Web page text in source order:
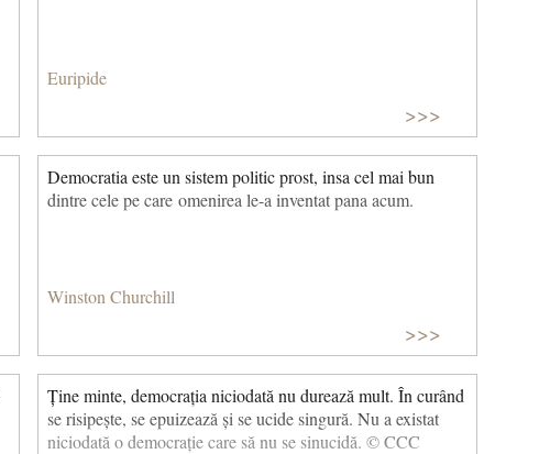
Euripide
>>>
Democratia este un sistem politic prost, insa cel mai bun
dintre cele pe care omenirea le-a inventat pana acum.
Winston Churchill
>>>
Ține minte, democrația niciodată nu durează mult. În curând
se risipește, se epuizează și se ucide singură. Nu a existat
niciodată o democrație care să nu se sinucidă. © CCC